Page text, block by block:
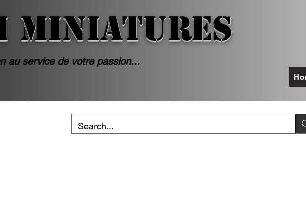
MINIATURES
au service de votre passion...